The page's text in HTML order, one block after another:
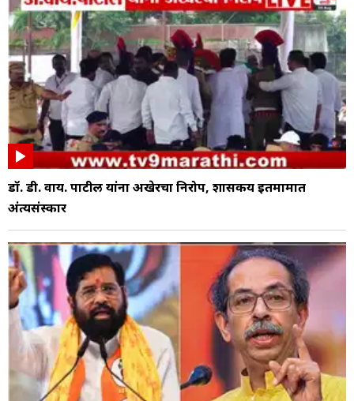
डॉ. डी. वाय. पाटील यांना अखेरचा निरोप, शासकीय इतमामात
अंत्यसंस्कार